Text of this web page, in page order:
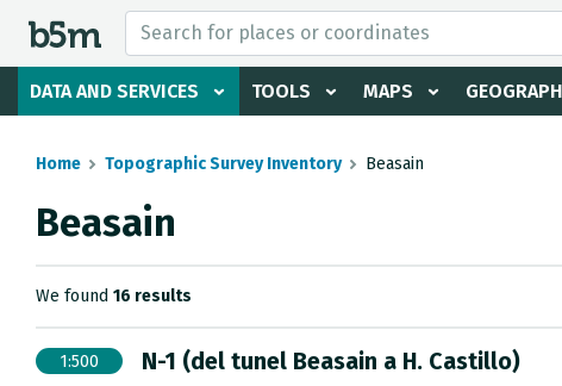
DATA AND SERVICES TOOLS MAPS
search and directory
Home Topographic Survey Inventory Beasain
Beasain
We found 16 results
1:500 N-1 (del tunel Beasain a H. Castillo)